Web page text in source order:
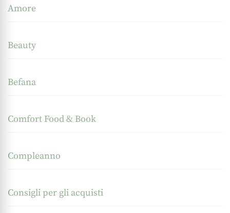
Amore
Beauty
Befana
Comfort Food & Book
Compleanno
Consigli per gli acquisti